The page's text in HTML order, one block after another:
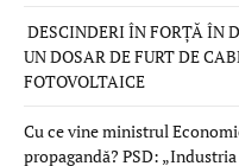
DESCINDERI ÎN FORȚĂ ÎN
UN DOSAR DE FURT DE
FOTOVOLTAICE
Cu ce vine ministrul
propagandă? PSD: